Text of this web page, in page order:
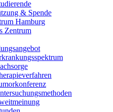
& Spende
Hamburg
Zentrum